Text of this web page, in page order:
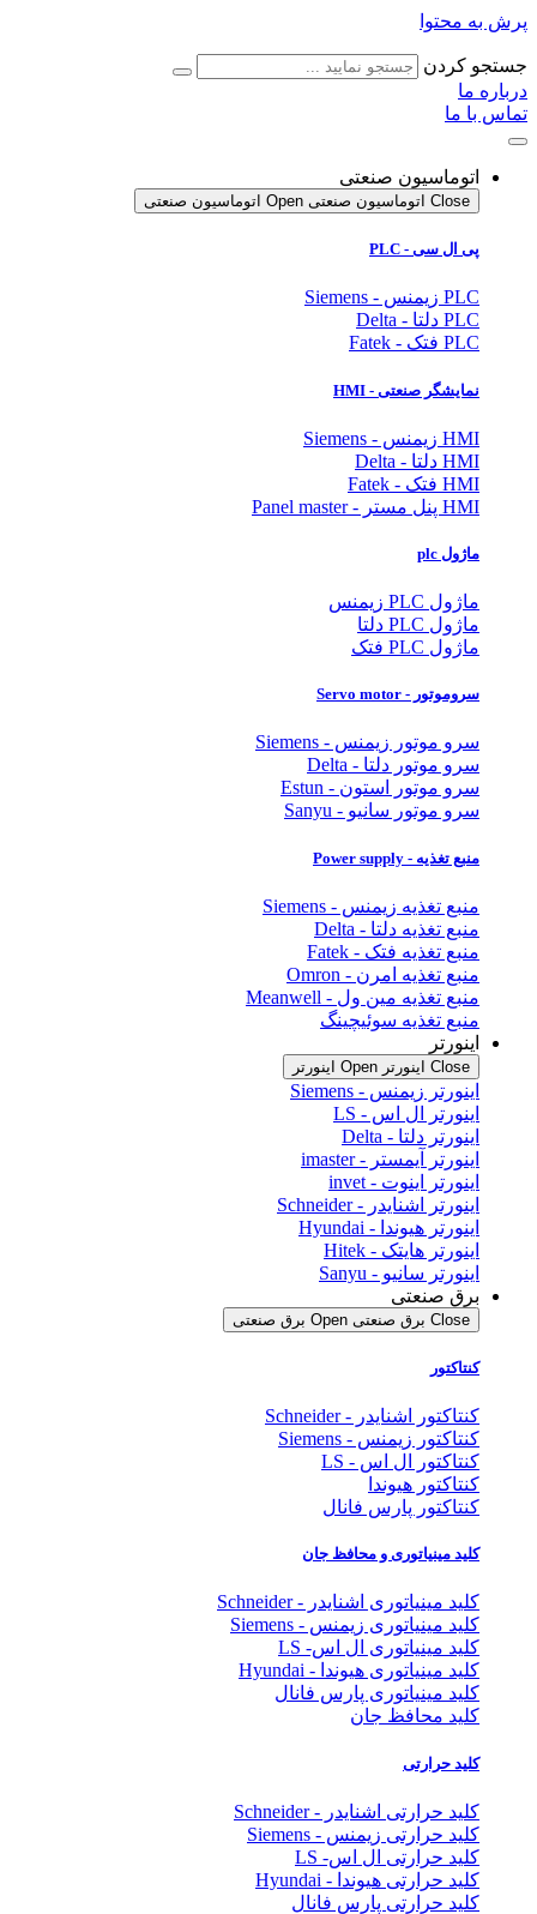
پرش به محتوا
جستجو کردن
درباره ما
تماس با ما
اتوماسیون صنعتی
Close اتوماسیون صنعتی Open اتوماسیون صنعتی
پی ال سی - PLC
PLC زیمنس - Siemens
PLC دلتا - Delta
PLC فتک - Fatek
نمایشگر صنعتی - HMI
HMI زیمنس - Siemens
HMI دلتا - Delta
HMI فتک - Fatek
HMI پنل مستر - Panel master
ماژول plc
ماژول PLC زیمنس
ماژول PLC دلتا
ماژول PLC فتک
سروموتور - Servo motor
سرو موتور زیمنس - Siemens
سرو موتور دلتا - Delta
سرو موتور استون - Estun
سرو موتور سانیو - Sanyu
منبع تغذیه - Power supply
منبع تغذیه زیمنس - Siemens
منبع تغذیه دلتا - Delta
منبع تغذیه فتک - Fatek
منبع تغذیه امرن - Omron
منبع تغذیه مین ول - Meanwell
منبع تغذیه سوئیچینگ
اینورتر
Close اینورتر Open اینورتر
اینورتر زیمنس - Siemens
اینورتر ال اس - LS
اینورتر دلتا - Delta
اینورتر آیمستر - imaster
اینورتر اینوت - invet
اینورتر اشنایدر - Schneider
اینورتر هیوندا - Hyundai
اینورتر هایتک - Hitek
اینورتر سانیو - Sanyu
برق صنعتی
Close برق صنعتی Open برق صنعتی
کنتاکتور
کنتاکتور اشنایدر - Schneider
کنتاکتور زیمنس - Siemens
کنتاکتور ال اس - LS
کنتاکتور هیوندا
کنتاکتور پارس فانال
کلید مینیاتوری و محافظ جان
کلید مینیاتوری اشنایدر - Schneider
کلید مینیاتوری زیمنس - Siemens
کلید مینیاتوری ال اس- LS
کلید مینیاتوری هیوندا - Hyundai
کلید مینیاتوری پارس فانال
کلید محافظ جان
کلید حرارتی
کلید حرارتی اشنایدر - Schneider
کلید حرارتی زیمنس - Siemens
کلید حرارتی ال اس- LS
کلید حرارتی هیوندا - Hyundai
کلید حرارتی پارس فانال